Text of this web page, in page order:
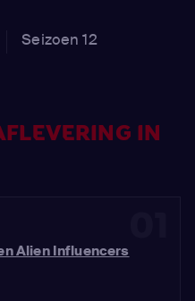
Seizoen 12
IN
Alien Influencers